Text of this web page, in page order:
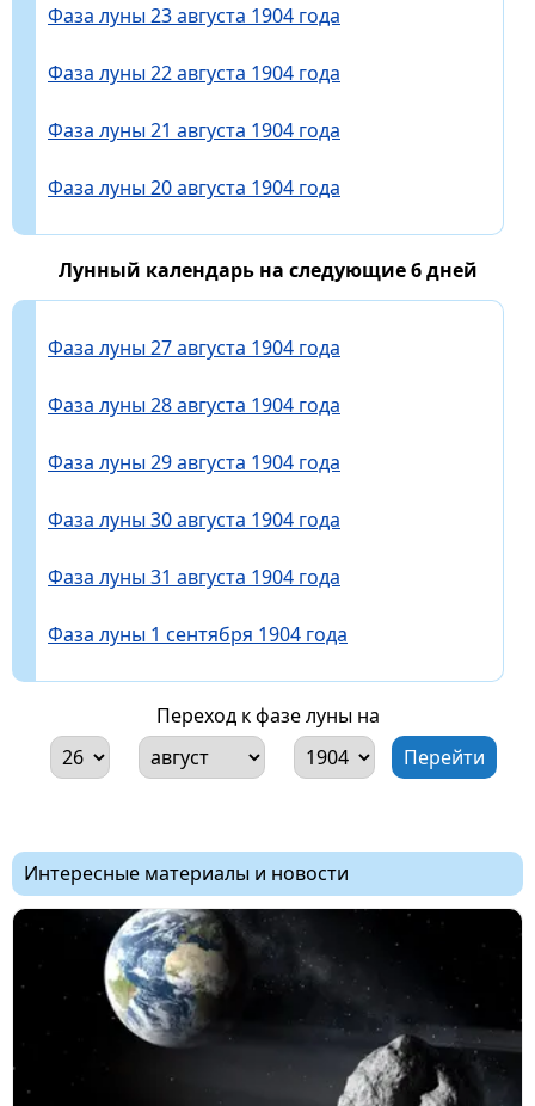
Фаза луны 23 августа 1904 года
Фаза луны 22 августа 1904 года
Фаза луны 21 августа 1904 года
Фаза луны 20 августа 1904 года
Лунный календарь на следующие 6 дней
Фаза луны 27 августа 1904 года
Фаза луны 28 августа 1904 года
Фаза луны 29 августа 1904 года
Фаза луны 30 августа 1904 года
Фаза луны 31 августа 1904 года
Фаза луны 1 сентября 1904 года
Переход к фазе луны на
Интересные материалы и новости